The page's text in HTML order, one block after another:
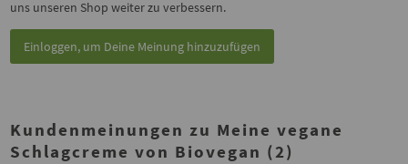
uns unseren Shop weiter zu verbessern.
Einloggen, um Deine Meinung hinzuzufügen
Kundenmeinungen zu Meine vegane
Schlagcreme von Biovegan (2)